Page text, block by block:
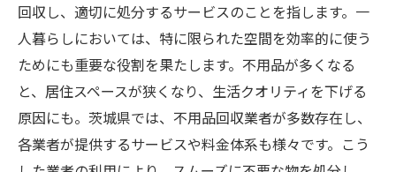
物の見直しで茨城県の一人暮らし空間を広
げる
効果的な整理整頓で快適な生活を実現する
方法
不用品回収で得られる心理的な効果とその
重要性
回収し、適切に処分するサービスのことを指します。一
人暮らしにおいては、特に限られた空間を効率的に使う
ためにも重要な役割を果たします。不用品が多くなる
と、居住スペースが狭くなり、生活クオリティを下げる
原因にも。茨城県では、不用品回収業者が多数存在し、
各業者が提供するサービスや料金体系も様々です。こう